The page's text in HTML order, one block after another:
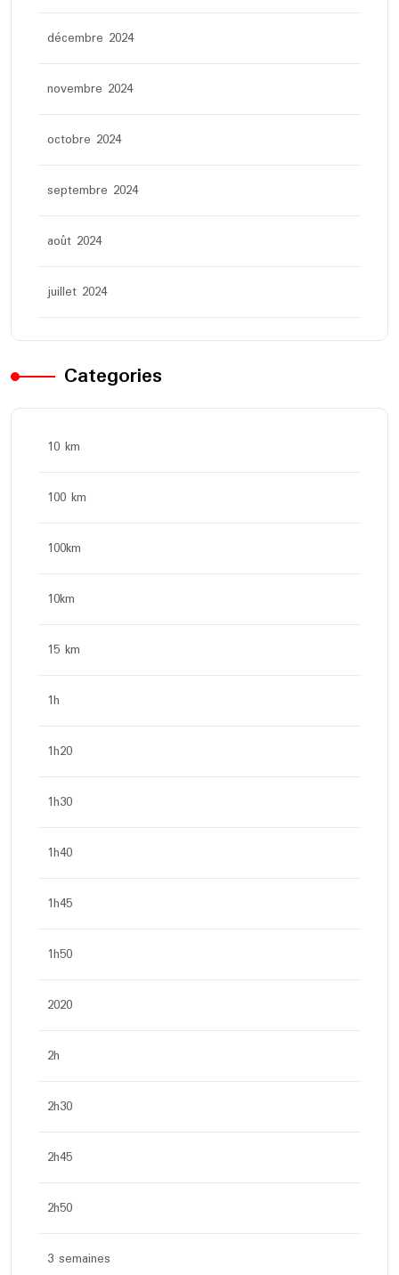
décembre 2024
novembre 2024
octobre 2024
septembre 2024
août 2024
juillet 2024
Categories
10 km
100 km
100km
10km
15 km
1h
1h20
1h30
1h40
1h45
1h50
2020
2h
2h30
2h45
2h50
3 semaines